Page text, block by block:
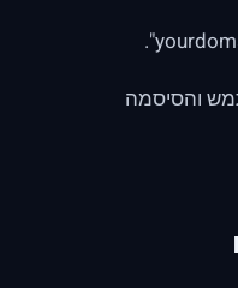
והסיסמה